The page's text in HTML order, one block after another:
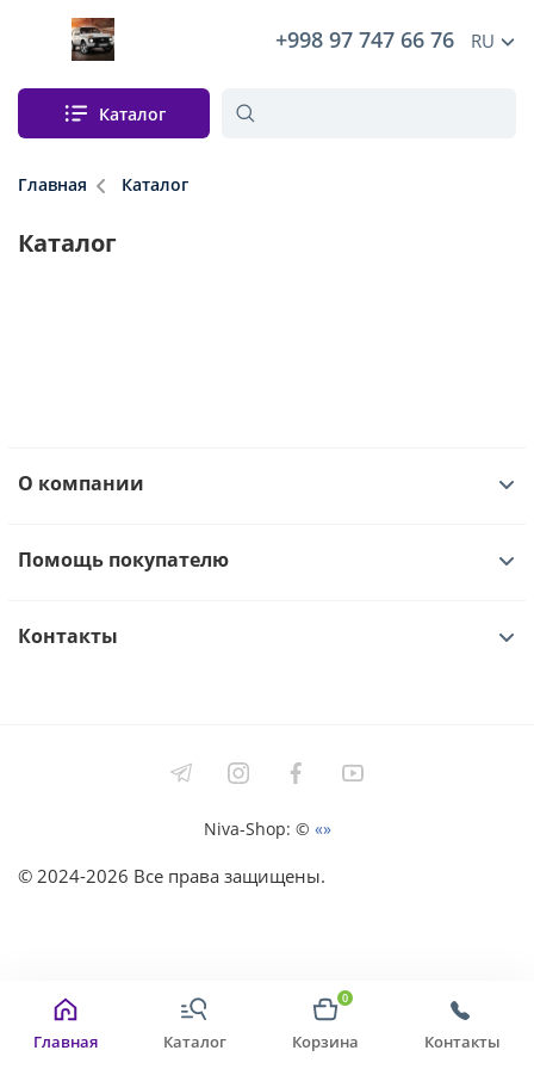
+998 97 747 66 76 RU
Каталог
Главная Каталог
Каталог
О компании
Помощь покупателю
Контакты
© 2024-2026 Все права защищены.
Niva-Shop: © «»
Главная Каталог
0
Корзина Контакты